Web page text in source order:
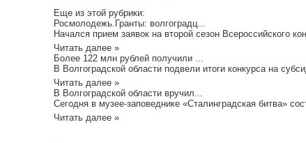
Еще из этой рубрики:
Росмолодежь.Гранты: волгоградц...
Начался прием заявок на второй сезон Всероссийского
Читать далее »
Более 122 млн рублей получили ...
В Волгоградской области подвели итоги конкурса на
Читать далее »
В Волгоградской области вручил...
Сегодня в музее-заповеднике «Сталинградская битва»
Читать далее »